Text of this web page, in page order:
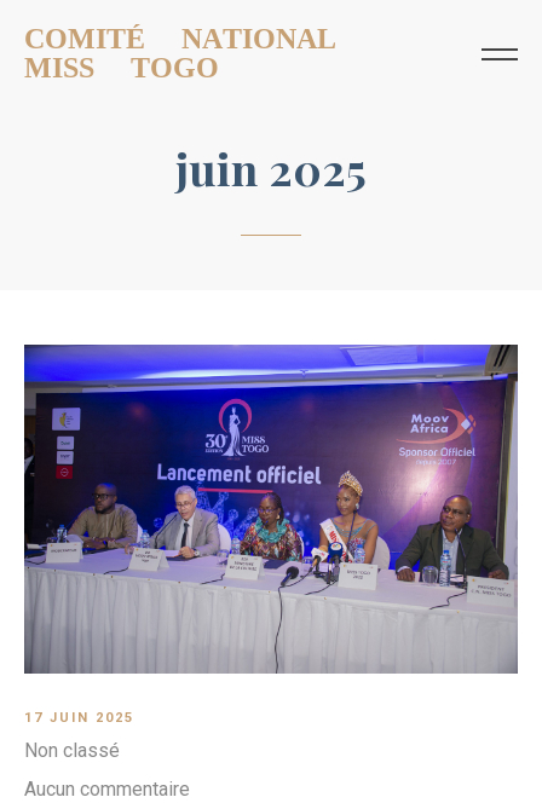
COMITÉ NATIONAL
MISS TOGO
juin 2025
17 JUIN 2025
Non classé
Aucun commentaire